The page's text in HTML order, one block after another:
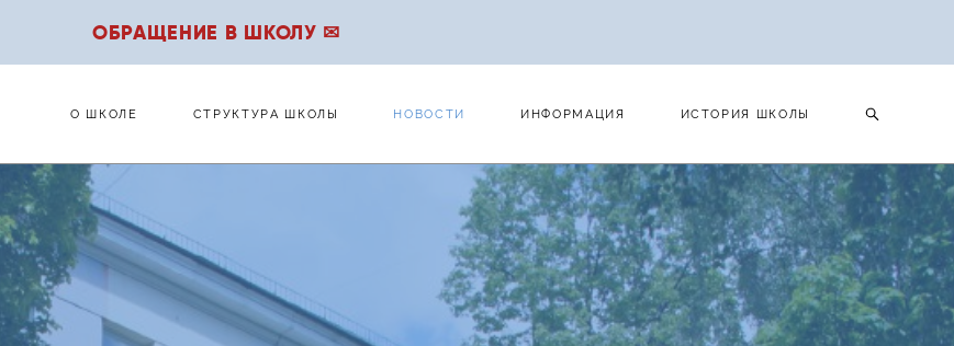
ОБРАЩЕНИЕ В ШКОЛУ ✉
О ШКОЛЕ СТРУКТУРА ШКОЛЫ НОВОСТИ ИНФОРМАЦИЯ ИСТОРИЯ ШКОЛЫ